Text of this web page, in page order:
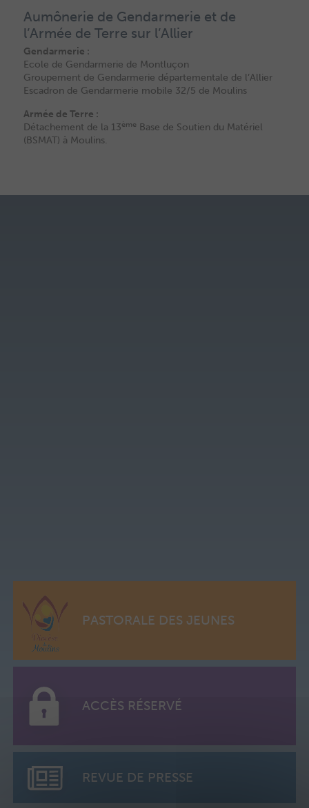
Aumônerie de Gendarmerie et de
l’Armée de Terre sur l’Allier
Gendarmerie :
Ecole de Gendarmerie de Montluçon
Groupement de Gendarmerie départementale de l’Allier
Escadron de Gendarmerie mobile 32/5 de Moulins
Armée de Terre :
Détachement de la 13ème Base de Soutien du Matériel
(BSMAT) à Moulins.
PASTORALE DES JEUNES
ACCÈS RÉSERVÉ
REVUE DE PRESSE